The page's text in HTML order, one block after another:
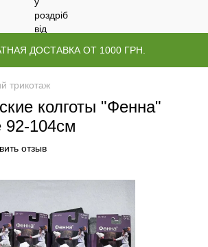
ДОСТАВКА ОТ 1000 ГРН.
трикотаж
колготы "Фенна"
92-104см
отзыв